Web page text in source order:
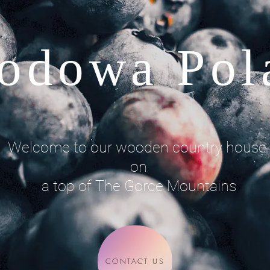
Welcome to our wooden country house
on
a top of The Gorce Mountains
CONTACT US